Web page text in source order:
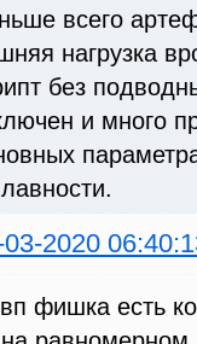
всего
нагрузка
без
и много
03-2020
фишка есть